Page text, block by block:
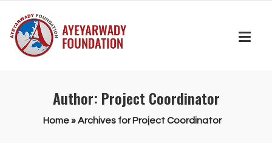
Author: Project Coordinator
Home»Archives for Project Coordinator